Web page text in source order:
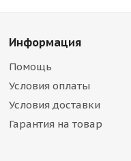
Информация
Помощь
Условия оплаты
Условия доставки
Гарантия на товар